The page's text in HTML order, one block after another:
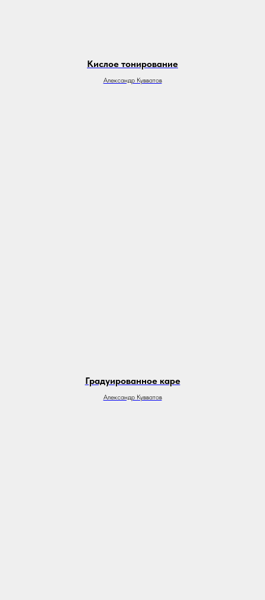
Кислое тонирование
Александр Кувватов
Градуированное каре
Александр Кувватов